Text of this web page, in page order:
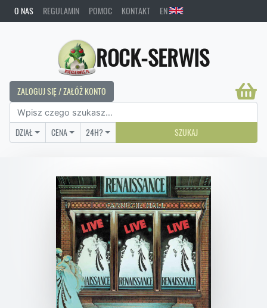
O NAS REGULAMIN POMOC KONTAKT EN
ROCK-SERWIS
ZALOGUJ SIĘ / ZAŁÓŻ KONTO
DZIAŁ CENA 24H? SZUKAJ